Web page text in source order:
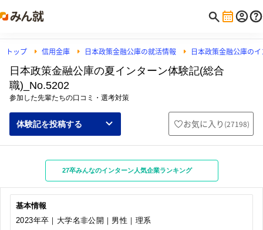
トップ 信用金庫 日本政策金融公庫の就活情報 日本政策金融公庫の
日本政策金融公庫の夏インターン体験記(総合
職)_No.5202
参加した先輩たちの口コミ・選考対策
体験記を投稿する お気に入り (27198)
27卒みんなのインターン人気企業ランキング
基本情報
2023年卒｜大学名非公開｜男性｜理系